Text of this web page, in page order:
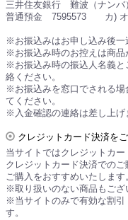
三井住友銀行 難波（ナンバ
普通預金 7595573 カ) オ
※お振込みはお申し込み後一
※お振込み時のお控えは商品
※お振込み時の振込人名義と
絡ください。
※お振込みを窓口でされる場
てください。
※入金確認の連絡は差し上げ
クレジットカード決済を
当サイトではクレジットカー
クレジットカード決済での
ご購入をおすすめいたします
※取り扱いのない商品もござ
※当サイトのみで有効な割引
す。